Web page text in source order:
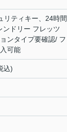
リティキー、24時
ンドリー フレッツ
ンタイプ要確認/
可能
込)